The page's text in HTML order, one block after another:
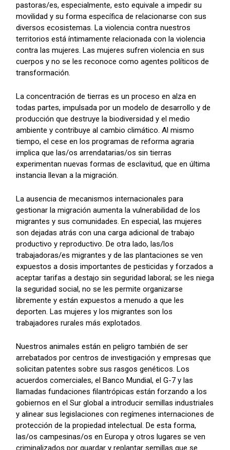
pastoras/es, especialmente, esto equivale a impedir su
movilidad y su forma específica de relacionarse con sus
diversos ecosistemas. La violencia contra nuestros
territorios está íntimamente relacionada con la violencia
contra las mujeres. Las mujeres sufren violencia en sus
cuerpos y no se les reconoce como agentes políticos de
transformación.
La concentración de tierras es un proceso en alza en
todas partes, impulsada por un modelo de desarrollo y de
producción que destruye la biodiversidad y el medio
ambiente y contribuye al cambio climático. Al mismo
tiempo, el cese en los programas de reforma agraria
implica que las/os arrendatarias/os sin tierras
experimentan nuevas formas de esclavitud, que en última
instancia llevan a la migración.
La ausencia de mecanismos internacionales para
gestionar la migración aumenta la vulnerabilidad de los
migrantes y sus comunidades. En especial, las mujeres
son dejadas atrás con una carga adicional de trabajo
productivo y reproductivo. De otra lado, las/los
trabajadoras/es migrantes y de las plantaciones se ven
expuestos a dosis importantes de pesticidas y forzados a
aceptar tarifas a destajo sin seguridad laboral; se les niega
la seguridad social, no se les permite organizarse
libremente y están expuestos a menudo a que les
deporten. Las mujeres y los migrantes son los
trabajadores rurales más explotados.
Nuestros animales están en peligro también de ser
arrebatados por centros de investigación y empresas que
solicitan patentes sobre sus rasgos genéticos. Los
acuerdos comerciales, el Banco Mundial, el G-7 y las
llamadas fundaciones filantrópicas están forzando a los
gobiernos en el Sur global a introducir semillas industriales
y alinear sus legislaciones con regímenes internaciones de
protección de la propiedad intelectual. De esta forma,
las/os campesinas/os en Europa y otros lugares se ven
criminalizados por guardar y replantar semillas que se